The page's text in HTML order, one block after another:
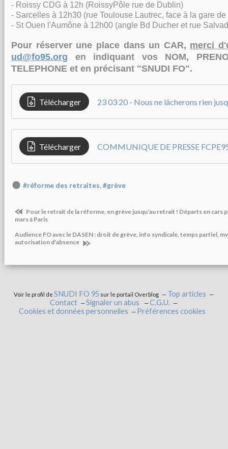
- Roissy CDG à 12h (RoissyPôle rue de Dublin)
- Sarcelles à 12h30 (rue Toulouse Lautrec, face à la gare
- St Ouen l'Aumône à 12h00 (angle Bd Ducher et rue
Pour réserver une place dans un CAR, merci
ud@fo95.org en indiquant vos NOM,
TELEPHONE et en précisant "SNUDI FO".
Télécharger 23 03 20 - Nous ne lâcherons rien
Télécharger COMMUNIQUE DE PRESSE
#réforme des retraites,#grève
Pour le retrait de la réforme, en grève jusqu'au retrait ! Départs en cars
mars à Paris
Audience FO avec le DASEN : droit de grève, info syndicale, temps partiel,
autorisation d'absence
Voir le profil deSNUDI FO 95 sur le portail Overblog
Top articles
Contact
Signaler un abus
C.G.U.
Cookies et données personnelles
Préférences cookies